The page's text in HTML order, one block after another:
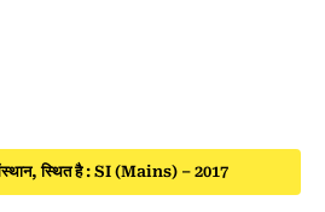
संस्थान, स्थित है : SI (Mains) – 2017